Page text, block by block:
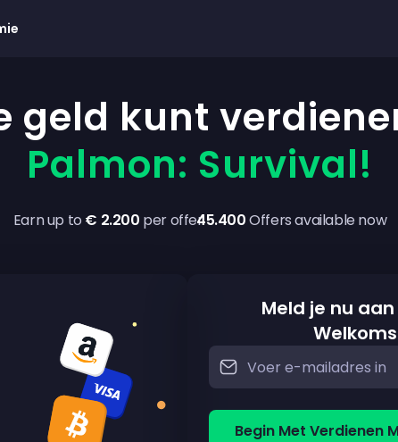
geld kunt
Palmon: Survival!
Earn up to € 2.200 per offer45.400Offers available now
Meld je nu
Begin Met Verdienen